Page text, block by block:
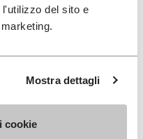
del sito e
Mostra dettagli
cookie
Politique de